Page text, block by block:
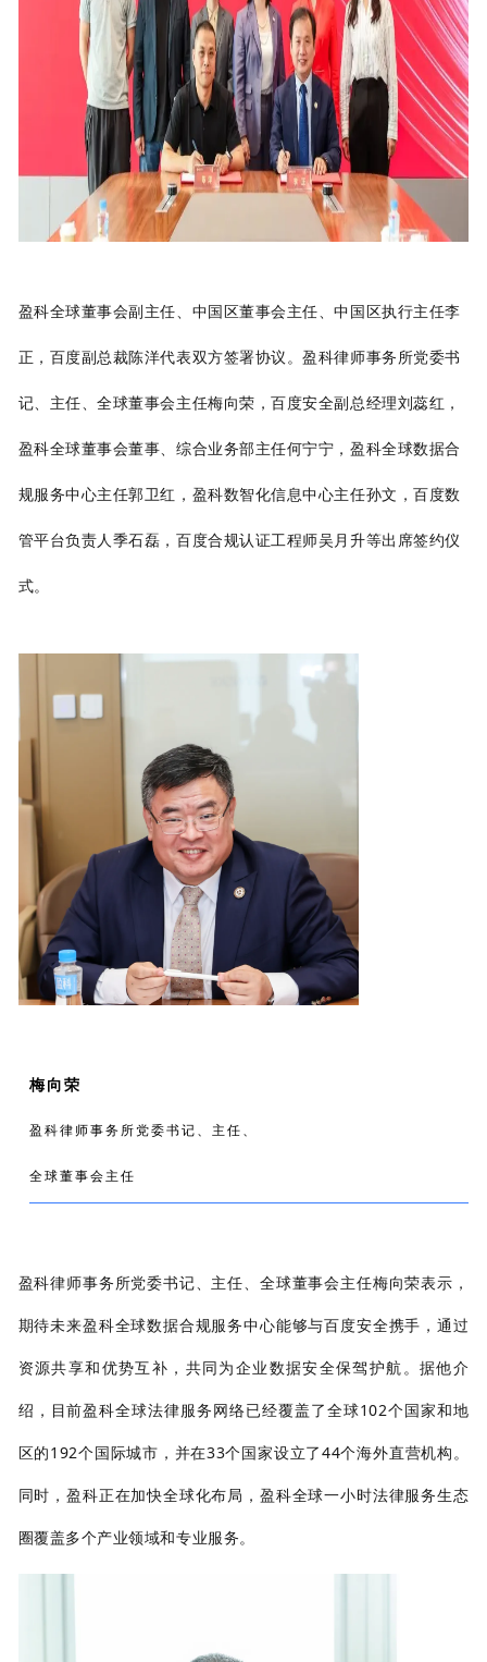
盈科全球董事会副主任、中国区董事会主任、中国区执行主任李
正，百度副总裁陈洋代表双方签署协议。盈科律师事务所党委书
记、主任、全球董事会主任梅向荣，百度安全副总经理刘蕊红，
盈科全球董事会董事、综合业务部主任何宁宁，盈科全球数据合
规服务中心主任郭卫红，盈科数智化信息中心主任孙文，百度数
管平台负责人季石磊，百度合规认证工程师吴月升等出席签约仪
式。
梅向荣
盈科律师事务所党委书记、主任、
全球董事会主任
盈科律师事务所党委书记、主任、全球董事会主任梅向荣表示，
期待未来盈科全球数据合规服务中心能够与百度安全携手，通过
资源共享和优势互补，共同为企业数据安全保驾护航。据他介
绍，目前盈科全球法律服务网络已经覆盖了全球102个国家和地
区的192个国际城市，并在33个国家设立了44个海外直营机构。
同时，盈科正在加快全球化布局，盈科全球一小时法律服务生态
圈覆盖多个产业领域和专业服务。